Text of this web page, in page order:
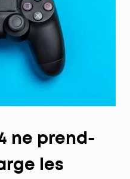
ne prend-
les